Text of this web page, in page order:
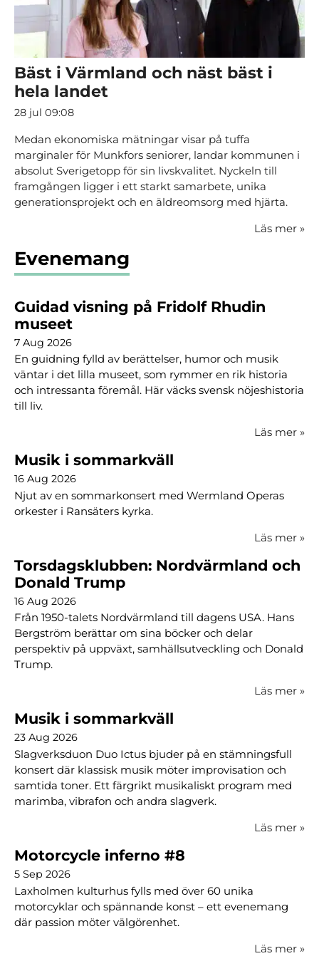
Bäst i Värmland och näst bäst i
hela landet
28 jul 09:08
Medan ekonomiska mätningar visar på tuffa
marginaler för Munkfors seniorer, landar kommunen i
absolut Sverigetopp för sin livskvalitet. Nyckeln till
framgången ligger i ett starkt samarbete, unika
generationsprojekt och en äldreomsorg med hjärta.
Läs mer »
Evenemang
Guidad visning på Fridolf Rhudin
museet
7 Aug 2026
En guidning fylld av berättelser, humor och musik
väntar i det lilla museet, som rymmer en rik historia
och intressanta föremål. Här väcks svensk nöjeshistoria
till liv.
Läs mer »
Musik i sommarkväll
16 Aug 2026
Njut av en sommarkonsert med Wermland Operas
orkester i Ransäters kyrka.
Läs mer »
Torsdagsklubben: Nordvärmland och
Donald Trump
16 Aug 2026
Från 1950-talets Nordvärmland till dagens USA. Hans
Bergström berättar om sina böcker och delar
perspektiv på uppväxt, samhällsutveckling och Donald
Trump.
Läs mer »
Musik i sommarkväll
23 Aug 2026
Slagverksduon Duo Ictus bjuder på en stämningsfull
konsert där klassisk musik möter improvisation och
samtida toner. Ett färgrikt musikaliskt program med
marimba, vibrafon och andra slagverk.
Läs mer »
Motorcycle inferno #8
5 Sep 2026
Laxholmen kulturhus fylls med över 60 unika
motorcyklar och spännande konst – ett evenemang
där passion möter välgörenhet.
Läs mer »